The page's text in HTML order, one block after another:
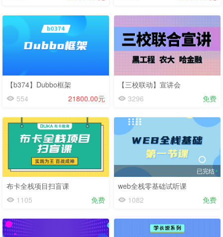
【b374】Dubbo框架
554
21800.00元
【三校联动】宣讲会
3296
免费
布卡全栈项目扫盲课
1105
免费
已完结
web全栈零基础试听课
1082
免费